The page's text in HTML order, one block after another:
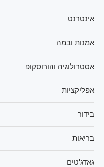
אינטרנט
אמנות ובמה
אסטרולוגיה והורוסקופ
אפליקציות
בידור
בריאות
גאדג'טים